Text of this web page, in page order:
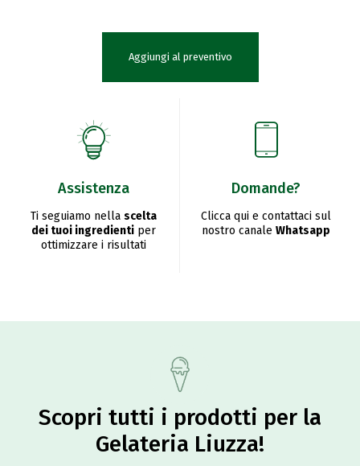
Aggiungi al preventivo
Assistenza
Ti seguiamo nella scelta
dei tuoi ingredienti per
ottimizzare i risultati
Domande?
Clicca qui e contattaci sul
nostro canale Whatsapp
Scopri tutti i prodotti per la
Gelateria Liuzza!​